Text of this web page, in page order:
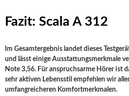
Fazit: Scala A 312
Im Gesamtergebnis landet dieses
und lässt einige Ausstattungsmerkmale
Note 3,56. Für anspruchsarme Hörer ist
sehr aktiven Lebensstil empfehlen wir
umfangreicheren Komfortmerkmalen.